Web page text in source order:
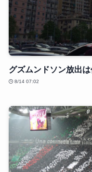
グズムンドソン放出
8/14 07:02